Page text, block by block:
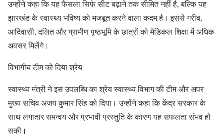
उन्होंने कहा कि यह फैसला सिर्फ सीट बढ़ाने तक सीमित नहीं है, बल्कि यह
झारखंड के स्वास्थ्य भविष्य को मजबूत करने वाला कदम है। इससे गरीब,
आदिवासी, दलित और ग्रामीण पृष्ठभूमि के छात्रों को मेडिकल शिक्षा में अधिक
अवसर मिलेंगे।
विभागीय टीम को दिया श्रेय
स्वास्थ्य मंत्री ने इस उपलब्धि का श्रेय स्वास्थ्य विभाग की टीम और अपर
मुख्य सचिव अजय कुमार सिंह को दिया। उन्होंने कहा कि केंद्र सरकार के
साथ लगातार समन्वय और प्रभावी प्रस्तुति के कारण यह सफलता संभव हो
सकी।